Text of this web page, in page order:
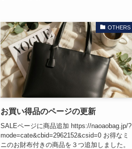
OTHERS
お買い得品のページの更新
SALEページに商品追加 https://naoaobag.jp/?
mode=cate&cbid=2962152&csid=0 お得なミ
ニのお財布付きの商品を３つ追加しました。